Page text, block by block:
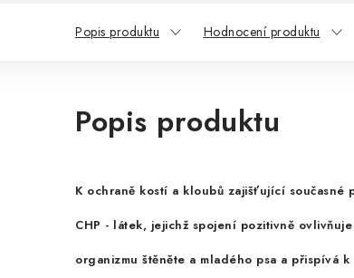
Popis produktu Hodnocení produktu
Popis produktu
K ochraně kostí a kloubů zajišťující současné
CHP - látek, jejichž spojení pozitivně
organizmu štěněte a mladého psa a přispívá